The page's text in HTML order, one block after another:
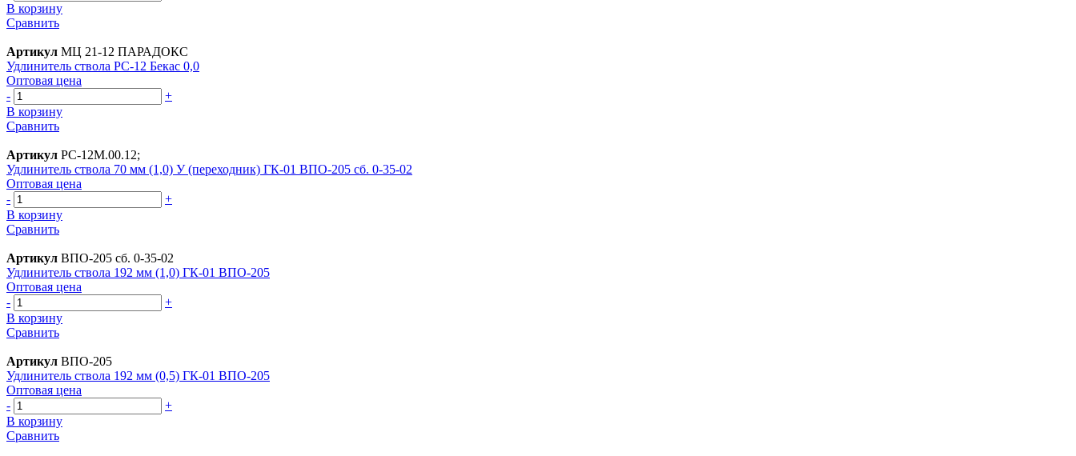
В корзину
Сравнить
Артикул МЦ 21-12 ПАРАДОКС
Удлинитель ствола РС-12 Бекас 0,0
Оптовая цена
-
+
В корзину
Сравнить
Артикул РС-12М.00.12;
Удлинитель ствола 70 мм (1,0) У (переходник) ГК-01 ВПО-205 сб. 0-35-02
Оптовая цена
-
+
В корзину
Сравнить
Артикул ВПО-205 сб. 0-35-02
Удлинитель ствола 192 мм (1,0) ГК-01 ВПО-205
Оптовая цена
-
+
В корзину
Сравнить
Артикул ВПО-205
Удлинитель ствола 192 мм (0,5) ГК-01 ВПО-205
Оптовая цена
-
+
В корзину
Сравнить